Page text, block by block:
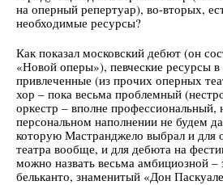
на оперный репертуар), во-вторых,
необходимые ресурсы?
Как показал московский дебют (он
«Новой оперы»), певческие ресурсы
привлеченные (из прочих оперных
хор – пока весьма проблемный
оркестр – вполне профессиональный,
персональном наполнении не будем
которую Мастранджело выбрал и для
театра вообще, и для дебюта на
можно назвать весьма амбициозной –
бельканто, знаменитый «Дон